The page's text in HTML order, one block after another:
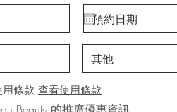
條款 查看使用條款